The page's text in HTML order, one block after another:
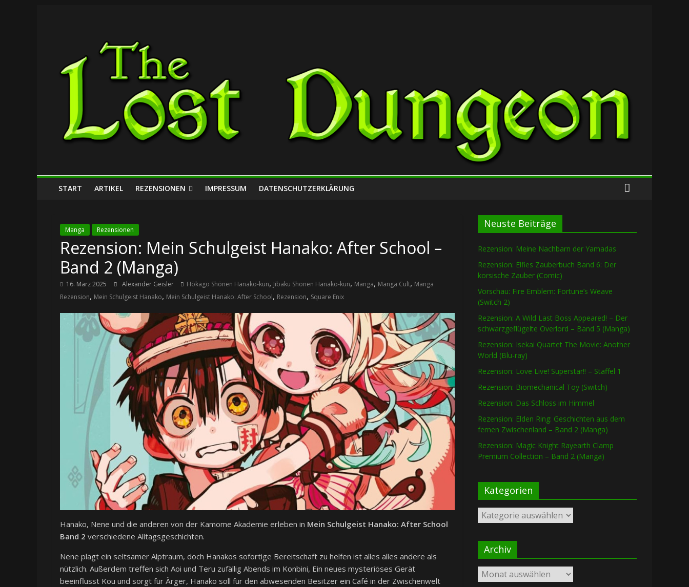
Lost
Dungeon
START ARTIKEL REZENSIONEN IMPRESSUM DATENSCHUTZERKLÄRUNG
Manga Rezensionen
Rezension: Mein Schulgeist Hanako: After School –
Band 2 (Manga)
16. März 2025 Alexander Geisler Hōkago Shōnen Hanako-kun, Jibaku Shonen Hanako-kun, Manga, Manga Cult, Manga
Rezension, Mein Schulgeist Hanako, Mein Schulgeist Hanako: After School, Rezension, Square Enix
Hanako, Nene und die anderen von der Kamome Akademie erleben in Mein Schulgeist Hanako: After School
Band 2 verschiedene Alltagsgeschichten.
Nene plagt ein seltsamer Alptraum, doch Hanakos sofortige Bereitschaft zu helfen ist alles alles andere als
nützlich. Außerdem treffen sich Aoi und Teru zufällig Abends im Konbini, Ein neues mysteriöses Gerät
beeinflusst Kou und sorgt für Ärger, Hanako soll für den abwesenden Besitzer ein Café in der Zwischenwelt
Neuste Beiträge
Rezension: Meine Nachbarn der Yamadas
Rezension: Elfies Zauberbuch Band 6: Der
korsische Zauber (Comic)
Vorschau: Fire Emblem: Fortune’s Weave
(Switch 2)
Rezension: A Wild Last Boss Appeared! – Der
schwarzgeflügelte Overlord – Band 5 (Manga)
Rezension: Isekai Quartet The Movie: Another
World (Blu-ray)
Rezension: Love Live! Superstar!! – Staffel 1
Rezension: Biomechanical Toy (Switch)
Rezension: Das Schloss im Himmel
Rezension: Elden Ring: Geschichten aus dem
fernen Zwischenland – Band 2 (Manga)
Rezension: Magic Knight Rayearth Clamp
Premium Collection – Band 2 (Manga)
Kategorien
Kategorien
Archiv
Archiv